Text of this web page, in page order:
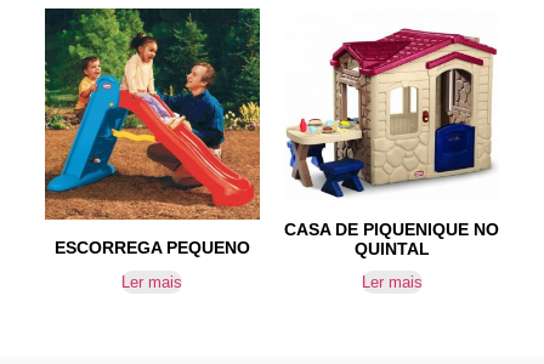
ESCORREGA PEQUENO
Ler mais
CASA DE PIQUENIQUE NO
QUINTAL
Ler mais